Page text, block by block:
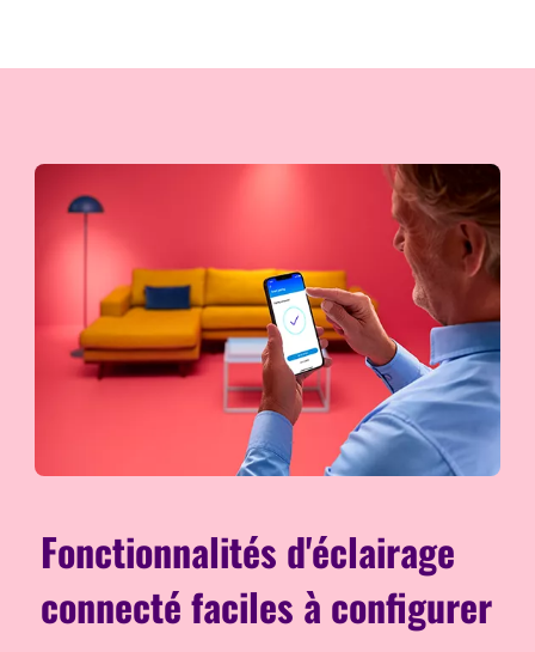
Fonctionnalités d'éclairage
connecté faciles à configurer